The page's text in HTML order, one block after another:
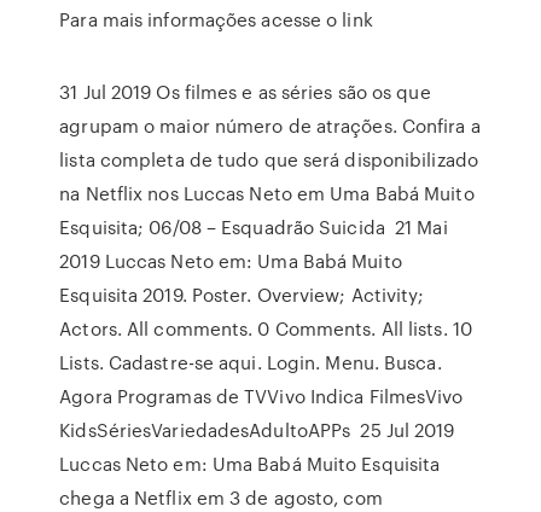
Para mais informações acesse o link
31 Jul 2019 Os filmes e as séries são os que
agrupam o maior número de atrações. Confira a
lista completa de tudo que será disponibilizado
na Netflix nos Luccas Neto em Uma Babá Muito
Esquisita; 06/08 – Esquadrão Suicida 21 Mai
2019 Luccas Neto em: Uma Babá Muito
Esquisita 2019. Poster. Overview; Activity;
Actors. All comments. 0 Comments. All lists. 10
Lists. Cadastre-se aqui. Login. Menu. Busca.
Agora Programas de TVVivo Indica FilmesVivo
KidsSériesVariedadesAdultoAPPs 25 Jul 2019
Luccas Neto em: Uma Babá Muito Esquisita
chega a Netflix em 3 de agosto, com